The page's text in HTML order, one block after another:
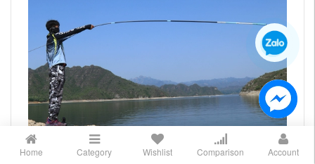
Home Category Wishlist Comparison Account